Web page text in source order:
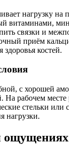
нагрузку на
витаминами,
связки и
приём
костей.
с хорошей
На рабочем месте
стельки или
нагрузки.